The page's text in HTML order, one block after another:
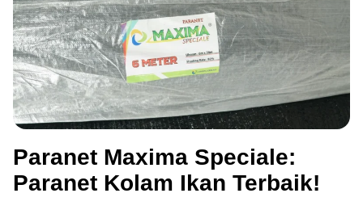
Paranet Maxima Speciale:
Paranet Kolam Ikan Terbaik!